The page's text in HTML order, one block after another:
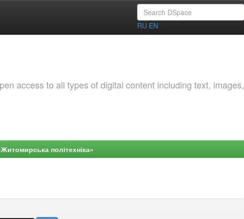
RU EN
access to all types of digital content including text, images,
політехніка»